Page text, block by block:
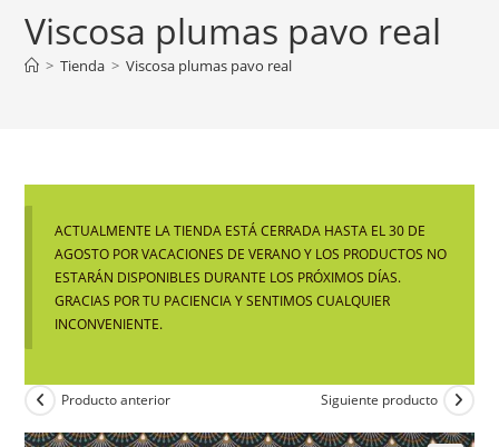
Viscosa plumas pavo real
> Tienda > Viscosa plumas pavo real
ACTUALMENTE LA TIENDA ESTÁ CERRADA HASTA EL 30 DE
AGOSTO POR VACACIONES DE VERANO Y LOS PRODUCTOS NO
ESTARÁN DISPONIBLES DURANTE LOS PRÓXIMOS DÍAS.
GRACIAS POR TU PACIENCIA Y SENTIMOS CUALQUIER
INCONVENIENTE.
Producto anterior Siguiente producto